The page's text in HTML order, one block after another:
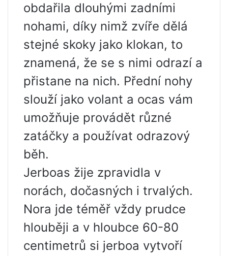
obdařila dlouhými zadními
nohami, díky nimž zvíře dělá
stejné skoky jako klokan, to
znamená, že se s nimi odrazí a
přistane na nich. Přední nohy
slouží jako volant a ocas vám
umožňuje provádět různé
zatáčky a používat odrazový
běh.
Jerboas žije zpravidla v
norách, dočasných i trvalých.
Nora jde téměř vždy prudce
hlouběji a v hloubce 60-80
centimetrů si jerboa vytvoří